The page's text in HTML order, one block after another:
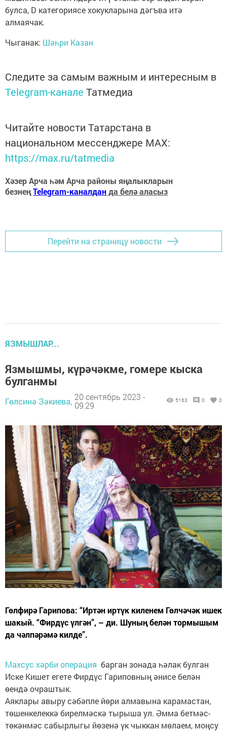
булса, D категориясе хокукларына дәгъва итә
алмаячак.
Чыганак: Шәһри Казан
Следите за самым важным и интересным в
Telegram-канале Татмедиа
Читайте новости Татарстана в
национальном мессенджере MАХ:
https://max.ru/tatmedia
Хәзер Арча һәм Арча районы яңалыкларын
безнеңTelegram-каналданда белә аласыз
Перейти на страницу новости
ЯЗМЫШЛАР...
Язмышмы, күрәчәкме, гомере кыска
булганмы
Гөлсинә Зәкиева, 20 сентябрь 2023 -
09:29
5163 0 0
Гөлфирә Гарипова: “Иртән иртүк киленем Гөлчәчәк ишек
шакый. “Фирдүс үлгән”, – ди. Шуның белән тормышым
да чәлпәрәмә килде”.
Махсус хәрби операция барган зонада һәлак булган
Иске Кишет егете Фирдүс Гариповның әнисе белән
өендә очраштык.
Аяклары авыру сәбәпле йөри алмавына карамастан,
төшенкелеккә бирелмәскә тырыша ул. Әмма бетмәс-
төкәнмәс сабырлыгы йөзенә үк чыккан мөлаем, моңсу